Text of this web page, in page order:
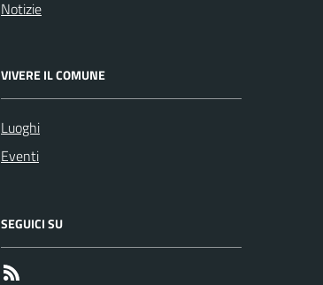
Notizie
VIVERE IL COMUNE
Luoghi
Eventi
SEGUICI SU